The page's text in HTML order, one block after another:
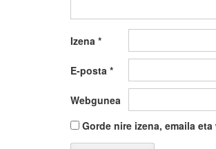
Izena *
E-posta *
Webgunea
Gorde nire izena, emaila